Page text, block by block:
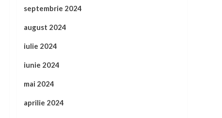
septembrie 2024
august 2024
iulie 2024
iunie 2024
mai 2024
aprilie 2024